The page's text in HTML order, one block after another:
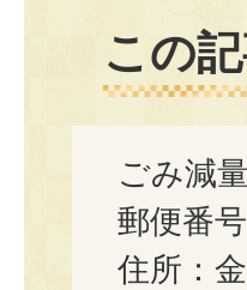
この
ごみ減
郵便番
住所：